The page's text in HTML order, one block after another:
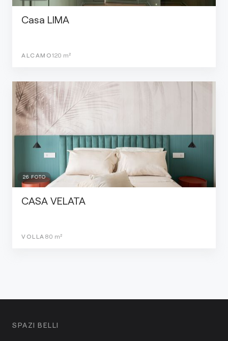
Casa LIMA
ALCAMO120 m²
26 FOTO
CASA VELATA
VOLLA 80 m²
SPAZI BELLI